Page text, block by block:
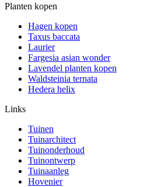
Planten kopen
Hagen kopen
Taxus baccata
Laurier
Fargesia asian wonder
Lavendel planten kopen
Waldsteinia ternata
Hedera helix
Links
Tuinen
Tuinarchitect
Tuinonderhoud
Tuinontwerp
Tuinaanleg
Hovenier